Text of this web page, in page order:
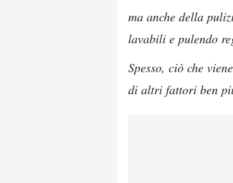
ma anche della
lavabili e pulendo
Spesso, ciò che
di altri fattori ben